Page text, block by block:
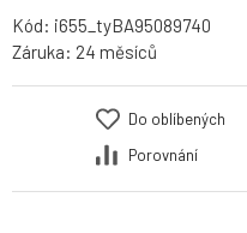
Kód: i655_tyBA95089740
Záruka: 24 měsíců
Do oblíbených
Porovnání